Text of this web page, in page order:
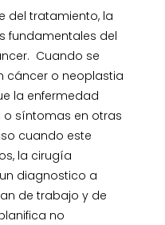
del tratamiento, la
fundamentales del
Cuando se
cáncer o neoplastia
la enfermedad
síntomas en otras
cuando este
la cirugía
diagnostico a
de trabajo y de
no